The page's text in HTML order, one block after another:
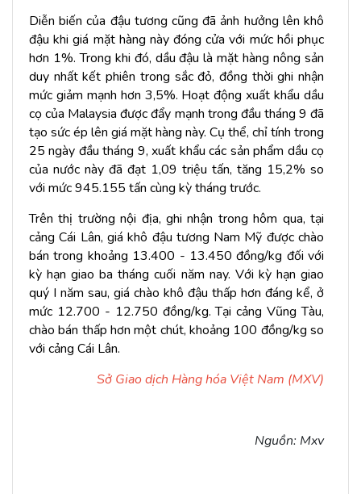
Diễn biến của đậu tương cũng đã ảnh hưởng lên khô
đậu khi giá mặt hàng này đóng cửa với mức hồi phục
hơn 1%. Trong khi đó, dầu đậu là mặt hàng nông sản
duy nhất kết phiên trong sắc đỏ, đồng thời ghi nhận
mức giảm mạnh hơn 3,5%. Hoạt động xuất khẩu dầu
cọ của Malaysia được đẩy mạnh trong đầu tháng 9 đã
tạo sức ép lên giá mặt hàng này. Cụ thể, chỉ tính trong
25 ngày đầu tháng 9, xuất khẩu các sản phẩm dầu cọ
của nước này đã đạt 1,09 triệu tấn, tăng 15,2% so
với mức 945.155 tấn cùng kỳ tháng trước.
Trên thị trường nội địa, ghi nhận trong hôm qua, tại
cảng Cái Lân, giá khô đậu tương Nam Mỹ được chào
bán trong khoảng 13.400 - 13.450 đồng/kg đối với
kỳ hạn giao ba tháng cuối năm nay. Với kỳ hạn giao
quý I năm sau, giá chào khô đậu thấp hơn đáng kể, ở
mức 12.700 - 12.750 đồng/kg. Tại cảng Vũng Tàu,
chào bán thấp hơn một chút, khoảng 100 đồng/kg so
với cảng Cái Lân.
Sở Giao dịch Hàng hóa Việt Nam (MXV)
Nguồn: Mxv